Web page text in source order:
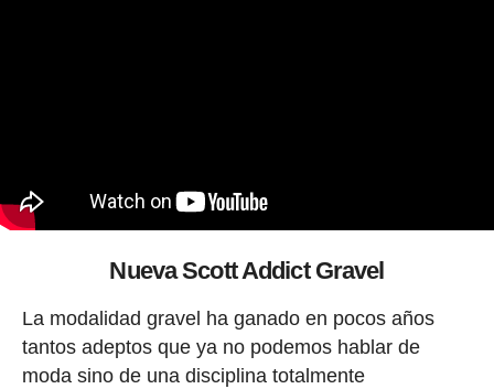
Nueva Scott Addict Gravel
La modalidad gravel ha ganado en pocos años
tantos adeptos que ya no podemos hablar de
moda sino de una disciplina totalmente